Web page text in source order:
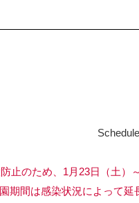
Schedule
止のため、1月23日（土）
感染状況によって延長